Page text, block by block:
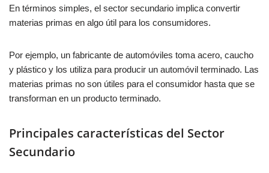
En términos simples, el sector secundario implica convertir
materias primas en algo útil para los consumidores.
Por ejemplo, un fabricante de automóviles toma acero, caucho
y plástico y los utiliza para producir un automóvil terminado. Las
materias primas no son útiles para el consumidor hasta que se
transforman en un producto terminado.
Principales características del Sector
Secundario